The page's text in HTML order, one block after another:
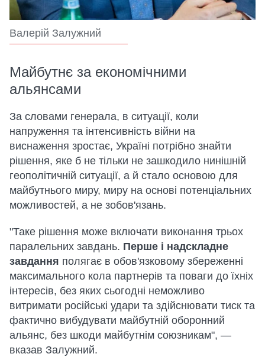
Валерій Залужний
Майбутнє за економічними
альянсами
За словами генерала, в ситуації, коли
напруження та інтенсивність війни на
виснаження зростає, Україні потрібно знайти
рішення, яке б не тільки не зашкодило нинішній
геополітичній ситуації, а й стало основою для
майбутнього миру, миру на основі потенціальних
можливостей, а не зобов'язань.
"Таке рішення може включати виконання трьох
паралельних завдань. Перше і надскладне
завдання полягає в обов'язковому збереженні
максимального кола партнерів та поваги до їхніх
інтересів, без яких сьогодні неможливо
витримати російські удари та здійснювати тиск та
фактично вибудувати майбутній оборонний
альянс, без шкоди майбутнім союзникам", —
вказав Залужний.